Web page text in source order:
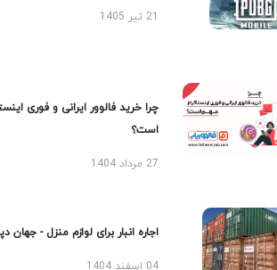
چرا خرید فالوور ایرانی و فوری
است؟
27 مرداد 1404
اجاره انبار برای لوازم منزل - جهان دپو
04 اسفند 1404